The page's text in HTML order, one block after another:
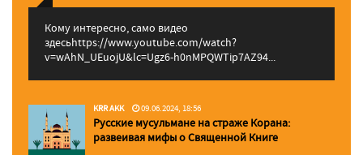
Кому интересно, само видео
здесьhttps://www.youtube.com/watch?
v=wAhN_UEuojU&lc=Ugz6-h0nMPQWTip7AZ94...
KRR AKK 09.06.2024, 18:56
Русские мусульмане на страже Корана:
pазвеивая мифы о Священной Книге